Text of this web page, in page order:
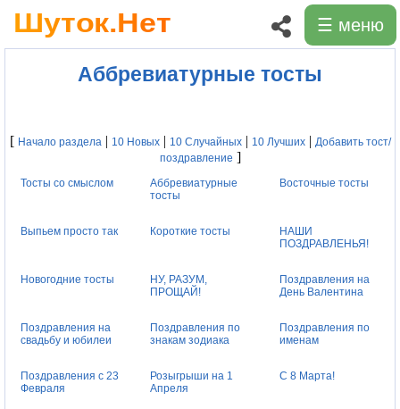
☰ меню
Аббревиатурные тосты
[ Начало раздела | 10 Новых| 10 Случайных| 10 Лучших| Добавить тост/
поздравление ]
Тосты со смыслом
Аббревиатурные
тосты
Восточные тосты
Выпьем просто так Короткие тосты
НАШИ
ПОЗДРАВЛЕНЬЯ!
Новогодние тосты
НУ, РАЗУМ,
ПРОЩАЙ!
Поздравления на
День Валентина
Поздравления на
свадьбу и юбилеи
Поздравления по
знакам зодиака
Поздравления по
именам
Поздравления с 23
Февраля
Розыгрыши на 1
Апреля
С 8 Марта!